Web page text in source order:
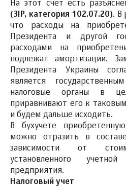
На этот счет есть
(ЗІР, категория 102.07.20). В
что расходы на
Президента и другой
расходами на
подлежат амортизации.
Президента Украины
является
налоговые органы в
приравнивают его к
и будем дальше исходить.
В бухучете
можно отразить в
зависимости от
установленного
предприятия.
Налоговый учет